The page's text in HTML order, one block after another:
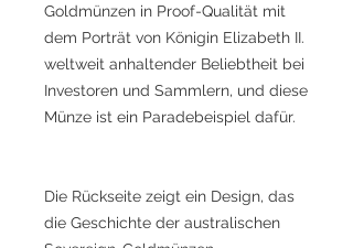
Goldmünzen in Proof-Qualität mit
dem Porträt von Königin Elizabeth II.
weltweit anhaltender Beliebtheit bei
Investoren und Sammlern, und diese
Münze ist ein Paradebeispiel dafür.
Die Rückseite zeigt ein Design, das
die Geschichte der australischen